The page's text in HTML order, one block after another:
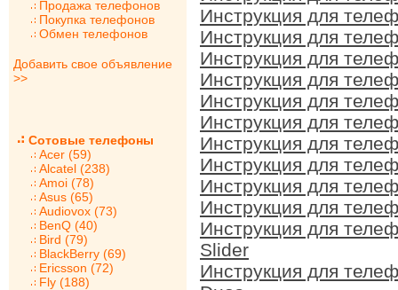
Продажа телефонов
Покупка телефонов
Обмен телефонов
Добавить свое объявление
>>
Сотовые телефоны
Acer (59)
Alcatel (238)
Amoi (78)
Asus (65)
Audiovox (73)
BenQ (40)
Bird (79)
BlackBerry (69)
Ericsson (72)
Fly (188)
Инструкция для
Инструкция для
Инструкция для
Инструкция для
Инструкция для
Инструкция для
Инструкция для
Инструкция для
Инструкция для
Инструкция для
Инструкция для
Slider
Инструкция для